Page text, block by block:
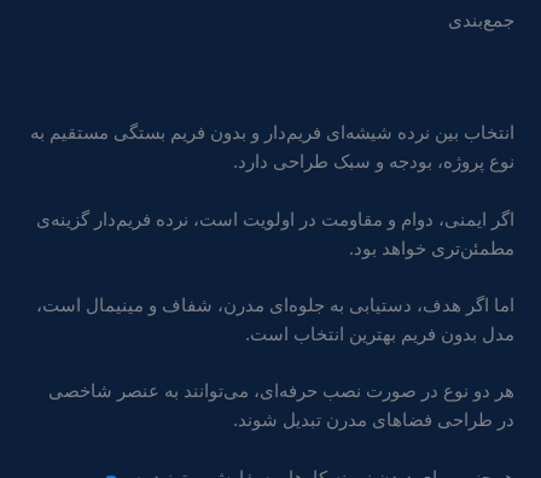
جمع‌بندی
انتخاب بین نرده شیشه‌ای فریم‌دار و بدون فریم بستگی مستقیم به
نوع پروژه، بودجه و سبک طراحی دارد.
اگر ایمنی، دوام و مقاومت در اولویت است، نرده فریم‌دار گزینه‌ی
مطمئن‌تری خواهد بود.
اما اگر هدف، دستیابی به جلوه‌ای مدرن، شفاف و مینیمال است،
مدل بدون فریم بهترین انتخاب است.
هر دو نوع در صورت نصب حرفه‌ای، می‌توانند به عنصر شاخصی
در طراحی فضاهای مدرن تبدیل شوند.